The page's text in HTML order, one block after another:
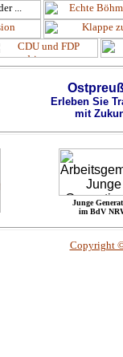
Erleben Sie
mit
Junge
im BdV
Copyright